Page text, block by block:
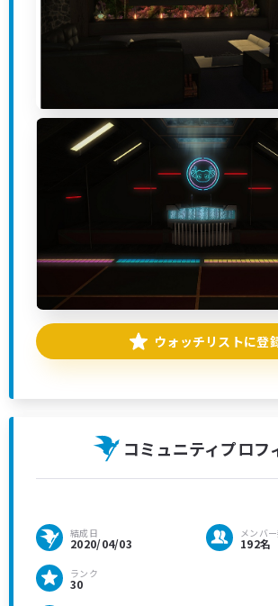
ウォッチリストに登
コミュニティプロフ
結成日
2020/04/03
メンバ
192名
ランク
30